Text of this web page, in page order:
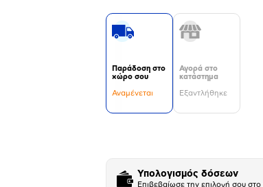
Παράδοση στο
χώρο σου
Αναμένεται
Αγορά στο
κατάστημα
Εξαντλήθηκε
Υπολογισμός δόσεων
Επιβεβαίωσε την επιλογή σου